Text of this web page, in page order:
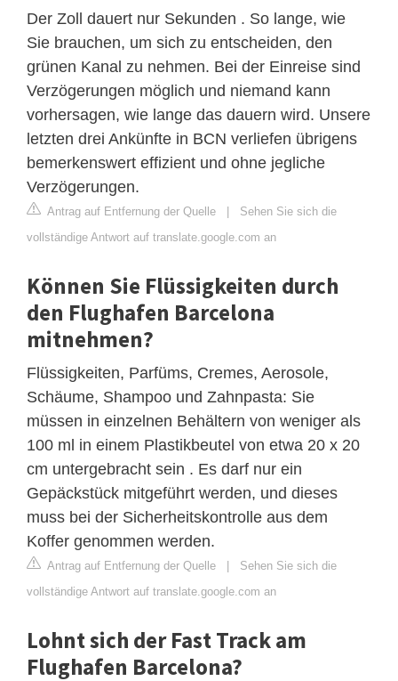
Der Zoll dauert nur Sekunden . So lange, wie
Sie brauchen, um sich zu entscheiden, den
grünen Kanal zu nehmen. Bei der Einreise sind
Verzögerungen möglich und niemand kann
vorhersagen, wie lange das dauern wird. Unsere
letzten drei Ankünfte in BCN verliefen übrigens
bemerkenswert effizient und ohne jegliche
Verzögerungen.
Antrag auf Entfernung der Quelle | Sehen Sie sich die
vollständige Antwort auf translate.google.com an
Können Sie Flüssigkeiten durch
den Flughafen Barcelona
mitnehmen?
Flüssigkeiten, Parfüms, Cremes, Aerosole,
Schäume, Shampoo und Zahnpasta: Sie
müssen in einzelnen Behältern von weniger als
100 ml in einem Plastikbeutel von etwa 20 x 20
cm untergebracht sein . Es darf nur ein
Gepäckstück mitgeführt werden, und dieses
muss bei der Sicherheitskontrolle aus dem
Koffer genommen werden.
Antrag auf Entfernung der Quelle | Sehen Sie sich die
vollständige Antwort auf translate.google.com an
Lohnt sich der Fast Track am
Flughafen Barcelona?